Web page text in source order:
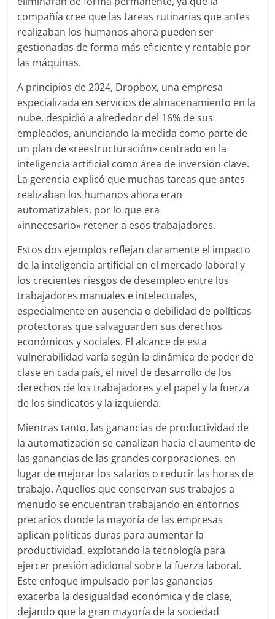
compañía cree que las tareas rutinarias que antes
realizaban los humanos ahora pueden ser
gestionadas de forma más eficiente y rentable por
las máquinas.
A principios de 2024, Dropbox, una empresa
especializada en servicios de almacenamiento en la
nube, despidió a alrededor del 16% de sus
empleados, anunciando la medida como parte de
un plan de «reestructuración» centrado en la
inteligencia artificial como área de inversión clave.
La gerencia explicó que muchas tareas que antes
realizaban los humanos ahora eran
automatizables, por lo que era
«innecesario» retener a esos trabajadores.
Estos dos ejemplos reflejan claramente el impacto
de la inteligencia artificial en el mercado laboral y
los crecientes riesgos de desempleo entre los
trabajadores manuales e intelectuales,
especialmente en ausencia o debilidad de políticas
protectoras que salvaguarden sus derechos
económicos y sociales. El alcance de esta
vulnerabilidad varía según la dinámica de poder de
clase en cada país, el nivel de desarrollo de los
derechos de los trabajadores y el papel y la fuerza
de los sindicatos y la izquierda.
Mientras tanto, las ganancias de productividad de
la automatización se canalizan hacia el aumento de
las ganancias de las grandes corporaciones, en
lugar de mejorar los salarios o reducir las horas de
trabajo. Aquellos que conservan sus trabajos a
menudo se encuentran trabajando en entornos
precarios donde la mayoría de las empresas
aplican políticas duras para aumentar la
productividad, explotando la tecnología para
ejercer presión adicional sobre la fuerza laboral.
Este enfoque impulsado por las ganancias
exacerba la desigualdad económica y de clase,
dejando que la gran mayoría de la sociedad